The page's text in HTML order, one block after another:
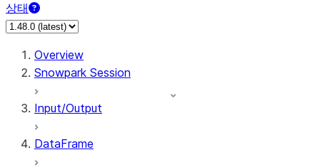
상태
Overview
Snowpark Session
Input/Output
DataFrame